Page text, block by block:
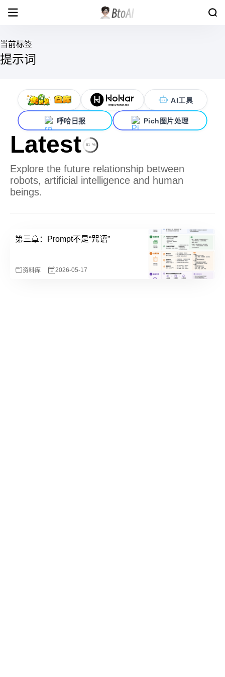
当前标签
提示词
AI工具
呼哈日报 Pich图片处理
Latest 61 %
Explore the future relationship between
robots, artificial intelligence and human
beings.
第三章：Prompt不是“咒语”
资料库 2026-05-17